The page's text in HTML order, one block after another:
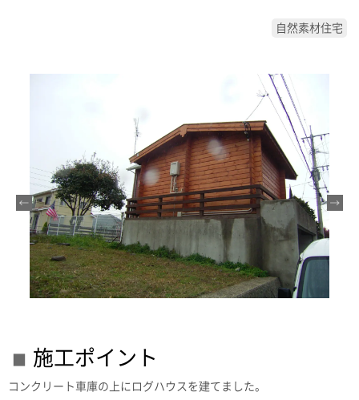
自然素材住宅
施工ポイント
コンクリート車庫の上にログハウスを建てました。